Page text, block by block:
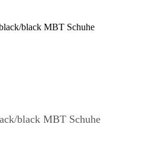
black MBT Schuhe